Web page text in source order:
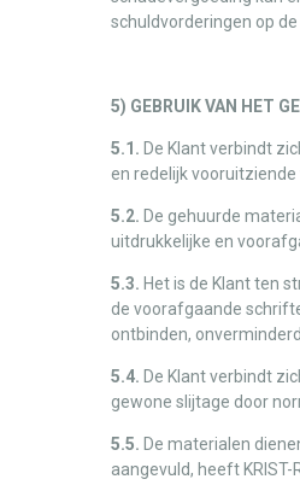
schuldvorderingen op
5) GEBRUIK VAN HET
5.1. De Klant verbindt
en redelijk vooruitziende
5.2. De gehuurde
uitdrukkelijke en
5.3. Het is de Klant ten
de voorafgaande
ontbinden,
5.4. De Klant verbindt
gewone slijtage door
5.5. De materialen
aangevuld, heeft